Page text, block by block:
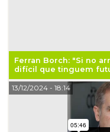
Ferran Borch: "Si no
difícil que tinguem
13/12/2024- 18:14